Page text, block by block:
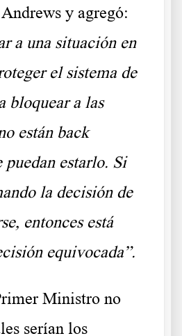
y agregó:
a una situación en
el sistema de
bloquear a las
están back
puedan estarlo. Si
la decisión de
entonces está
equivocada”.
Ministro no
serían los